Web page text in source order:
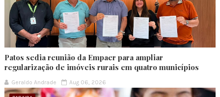
Patos sedia reunião da Empaer para ampliar
regularização de imóveis rurais em quatro municípios
Geraldo Andrade Aug 06, 2026